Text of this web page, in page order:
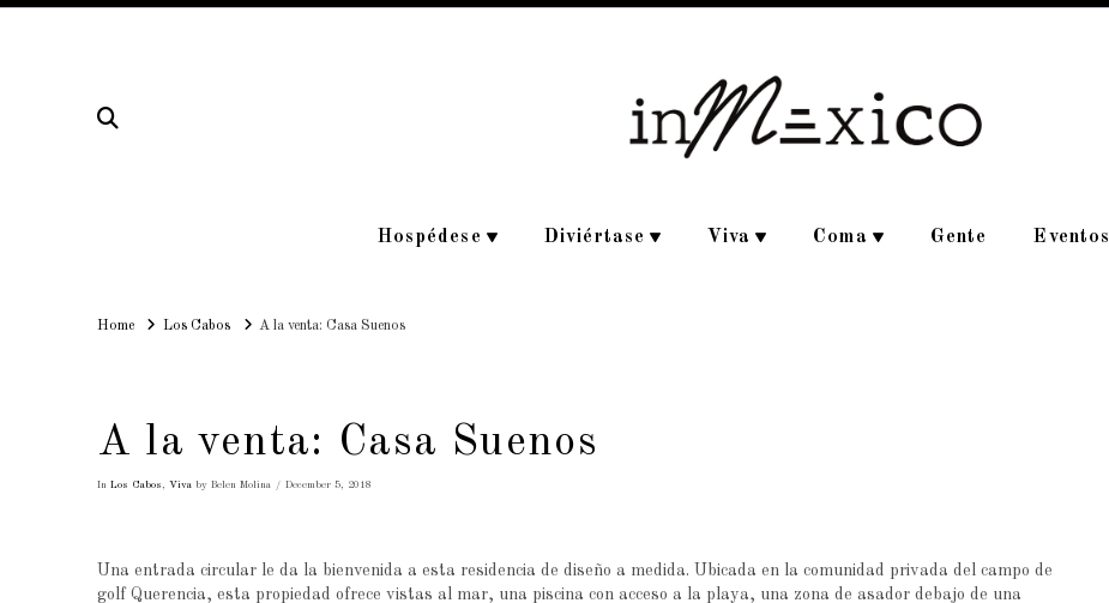
Hospédese Diviértase Viva Coma Gente Eventos
HomeHomeLos Cabos A la venta: Casa Suenos
A la venta: Casa Suenos
In Los Cabos , Vivaby Belen Molina December 5, 2018
Una entrada circular le da la bienvenida a esta residencia de diseño a medida. Ubicada en la comunidad privada del campo de
golf Querencia, esta propiedad ofrece vistas al mar, una piscina con acceso a la playa, una zona de asador debajo de una